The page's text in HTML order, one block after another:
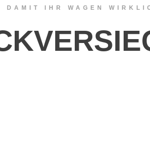
DAMIT IHR WAGEN